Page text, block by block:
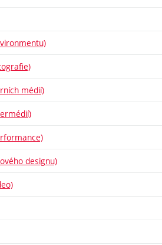
médií)
designu)